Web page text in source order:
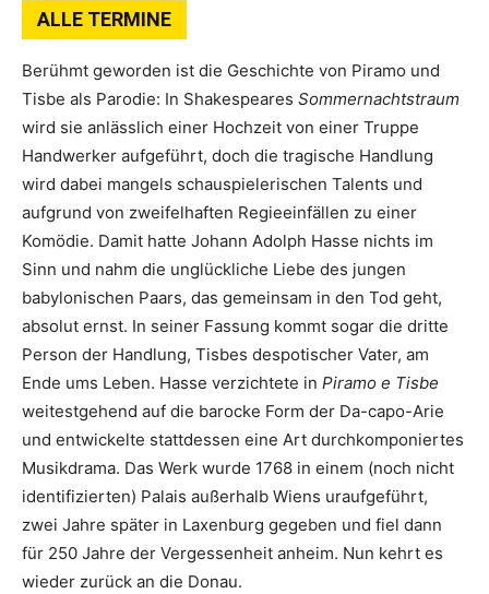
ALLE TERMINE
Berühmt geworden ist die Geschichte von Piramo und
Tisbe als Parodie: In Shakespeares Sommernachtstraum
wird sie anlässlich einer Hochzeit von einer Truppe
Handwerker aufgeführt, doch die tragische Handlung
wird dabei mangels schauspielerischen Talents und
aufgrund von zweifelhaften Regieeinfällen zu einer
Komödie. Damit hatte Johann Adolph Hasse nichts im
Sinn und nahm die unglückliche Liebe des jungen
babylonischen Paars, das gemeinsam in den Tod geht,
absolut ernst. In seiner Fassung kommt sogar die dritte
Person der Handlung, Tisbes despotischer Vater, am
Ende ums Leben. Hasse verzichtete in Piramo e Tisbe
weitestgehend auf die barocke Form der Da-capo-Arie
und entwickelte stattdessen eine Art durchkomponiertes
Musikdrama. Das Werk wurde 1768 in einem (noch nicht
identifizierten) Palais außerhalb Wiens uraufgeführt,
zwei Jahre später in Laxenburg gegeben und fiel dann
für 250 Jahre der Vergessenheit anheim. Nun kehrt es
wieder zurück an die Donau.